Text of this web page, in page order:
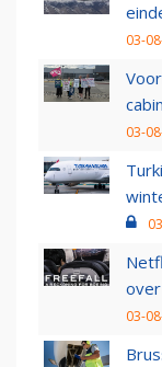
03-
03-
03-